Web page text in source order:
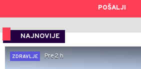
POŠALJI
NAJNOVIJE
ZDRAVLJE
Pre 2 h